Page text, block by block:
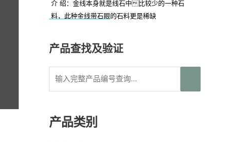
介 绍：金线本身就是线石中比较少的一种石
料，此种金线带石眼的石料更是稀缺
产品查找及验证
产品类别